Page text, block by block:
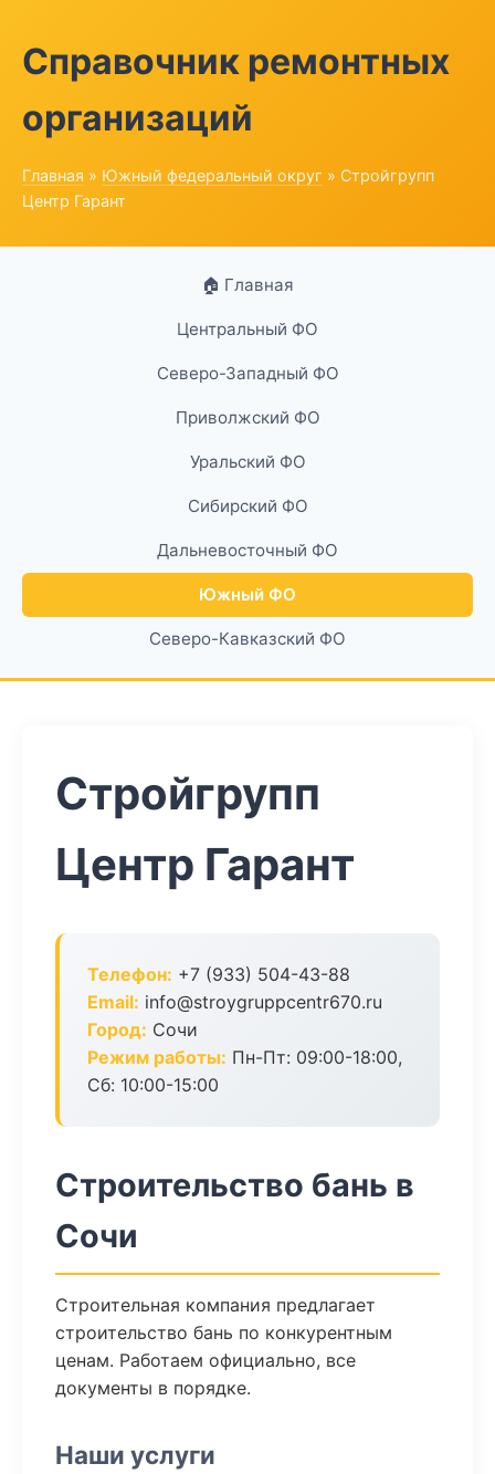
Справочник ремонтных
организаций
Главная » Южный федеральный округ » Стройгрупп
Центр Гарант
🏠 Главная
Центральный ФО
Северо-Западный ФО
Приволжский ФО
Уральский ФО
Сибирский ФО
Дальневосточный ФО
Южный ФО
Северо-Кавказский ФО
Стройгрупп
Центр Гарант
Телефон: +7 (933) 504-43-88
Email: info@stroygruppcentr670.ru
Город: Сочи
Режим работы: Пн-Пт: 09:00-18:00,
Сб: 10:00-15:00
Строительство бань в
Сочи
Строительная компания предлагает
строительство бань по конкурентным
ценам. Работаем официально, все
документы в порядке.
Наши услуги